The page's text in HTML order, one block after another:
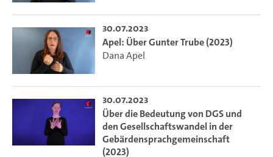
30.07.2023
Apel: Über Gunter Trube (2023)
Dana Apel
30.07.2023
Über die Bedeutung von DGS und
den Gesellschaftswandel in der
Gebärdensprachgemeinschaft
(2023)